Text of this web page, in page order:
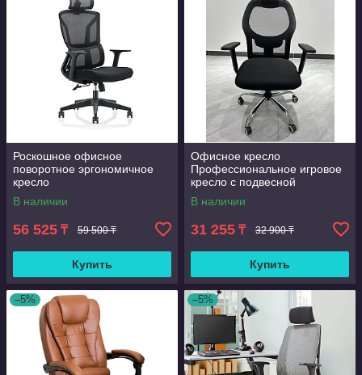
Роскошное офисное
поворотное эргономичное
кресло
В наличии
56 525 ₸ 59 500 ₸
Купить
Офисное кресло
Профессиональное игровое
кресло с подвесной
поясничной поддержкой,
бесшумные Полиуретановые
ролики, хит продаж
В наличии
31 255 ₸ 32 900 ₸
Купить
–5% –5%